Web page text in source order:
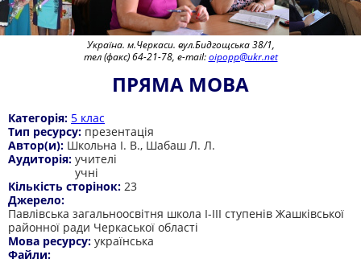
Україна. м.Черкаси. вул.Бидгощська 38/1,
тел (факс) 64-21-78, e-mail:oipopp@ukr.net
ПРЯМА МОВА
Категорія: 5 клас
Тип ресурсу: презентація
Автор(и): Школьна І. В., Шабаш Л. Л.
Аудиторія: учителі
учні
Кількість сторінок: 23
Джерело:
Павлівська загальноосвітня школа І-ІІІ ступенів Жашківської
районної ради Черкаської області
Мова ресурсу: українська
Файли: